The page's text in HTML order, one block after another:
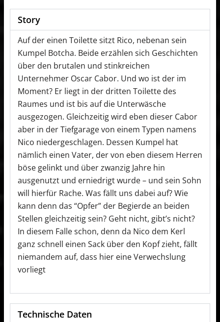
Story
Auf der einen Toilette sitzt Rico, nebenan sein
Kumpel Botcha. Beide erzählen sich Geschichten
über den brutalen und stinkreichen
Unternehmer Oscar Cabor. Und wo ist der im
Moment? Er liegt in der dritten Toilette des
Raumes und ist bis auf die Unterwäsche
ausgezogen. Gleichzeitig wird eben dieser Cabor
aber in der Tiefgarage von einem Typen namens
Nico niedergeschlagen. Dessen Kumpel hat
nämlich einen Vater, der von eben diesem Herren
böse gelinkt und über zwanzig Jahre hin
ausgenutzt und erniedrigt wurde – und sein Sohn
will hierfür Rache. Was fällt uns dabei auf? Wie
kann denn das “Opfer” der Begierde an beiden
Stellen gleichzeitig sein? Geht nicht, gibt’s nicht?
In diesem Falle schon, denn da Nico dem Kerl
ganz schnell einen Sack über den Kopf zieht, fällt
niemandem auf, dass hier eine Verwechslung
vorliegt
Technische Daten